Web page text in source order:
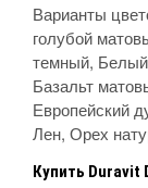
Варианты
голубой
темный, Белый
Базальт
Европейский
Лен, Орех
Купить Duravit